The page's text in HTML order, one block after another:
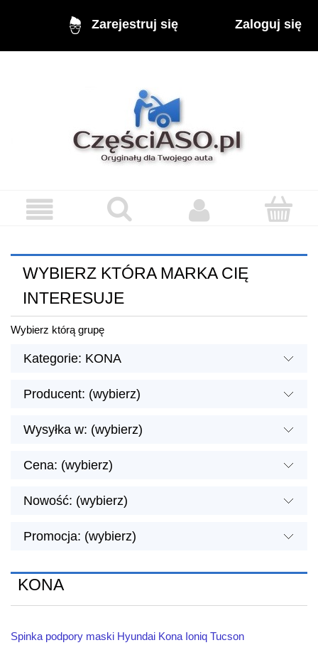
Zarejestruj się Zaloguj się
WYBIERZ KTÓRA MARKA CIĘ
INTERESUJE
Wybierz którą grupę
Kategorie: KONA
Producent: (wybierz)
Wysyłka w: (wybierz)
Cena: (wybierz)
Nowość: (wybierz)
Promocja: (wybierz)
KONA
Spinka podpory maski Hyundai Kona Ioniq Tucson